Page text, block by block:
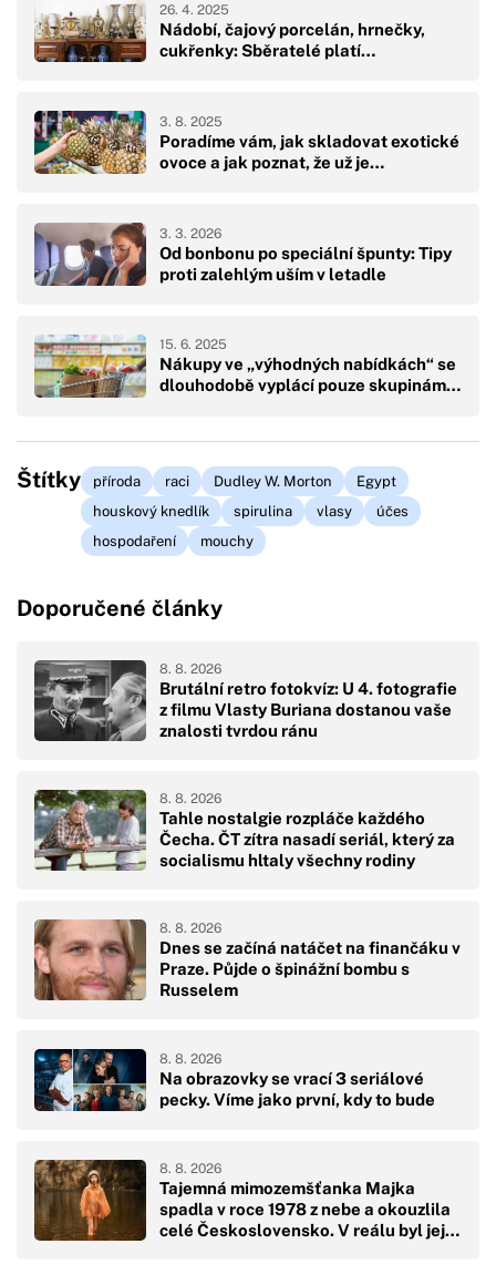
Nádobí, čajový porcelán, hrnečky,
cukřenky: Sběratelé platí…
26. 4. 2025
Poradíme vám, jak skladovat exotické
ovoce a jak poznat, že už je…
3. 8. 2025
Od bonbonu po speciální špunty: Tipy
proti zalehlým uším v letadle
3. 3. 2026
Nákupy ve „výhodných nabídkách“ se
dlouhodobě vyplácí pouze skupinám…
15. 6. 2025
Štítky příroda raci Dudley W. Morton
Egypt
houskový knedlík
spirulina vlasy
účes
hospodaření
mouchy
Doporučené články
Brutální retro fotokvíz: U 4. fotografie
z filmu Vlasty Buriana dostanou vaše
znalosti tvrdou ránu
8. 8. 2026
Tahle nostalgie rozpláče každého
Čecha. ČT zítra nasadí seriál, který za
socialismu hltaly všechny rodiny
8. 8. 2026
Dnes se začíná natáčet na finančáku v
Praze. Půjde o špinážní bombu s
Russelem
8. 8. 2026
Na obrazovky se vrací 3 seriálové
pecky. Víme jako první, kdy to bude
8. 8. 2026
Tajemná mimozemšťanka Majka
spadla v roce 1978 z nebe a okouzlila
celé Československo. V reálu byl její
8. 8. 2026